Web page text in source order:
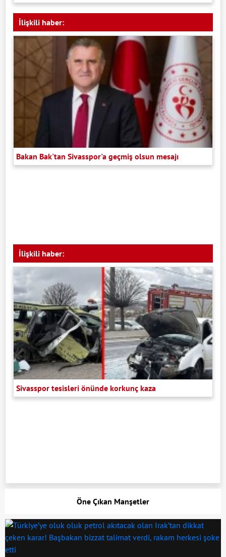
İlişkili haber:
Bakan Bak'tan Sivasspor'a geçmiş olsun mesajı
İlişkili haber:
Sivasspor tesisleri önünde korkunç kaza
Öne Çıkan Manşetler